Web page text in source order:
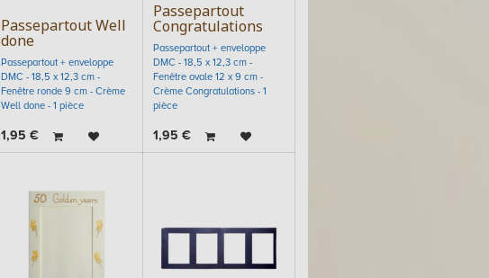
Passepartout Well
done
Passepartout + enveloppe
DMC - 18,5 x 12,3 cm -
Fenêtre ronde 9 cm - Crème
Well done - 1 pièce
1,95 €
Passepartout
Congratulations
Passepartout + enveloppe
DMC - 18,5 x 12,3 cm -
Fenêtre ovale 12 x 9 cm -
Crème Congratulations - 1
pièce
1,95 €